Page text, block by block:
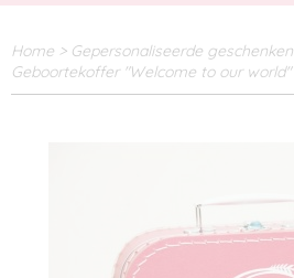
Home > Gepersonaliseerde geschenken
Geboortekoffer "Welcome to our world"